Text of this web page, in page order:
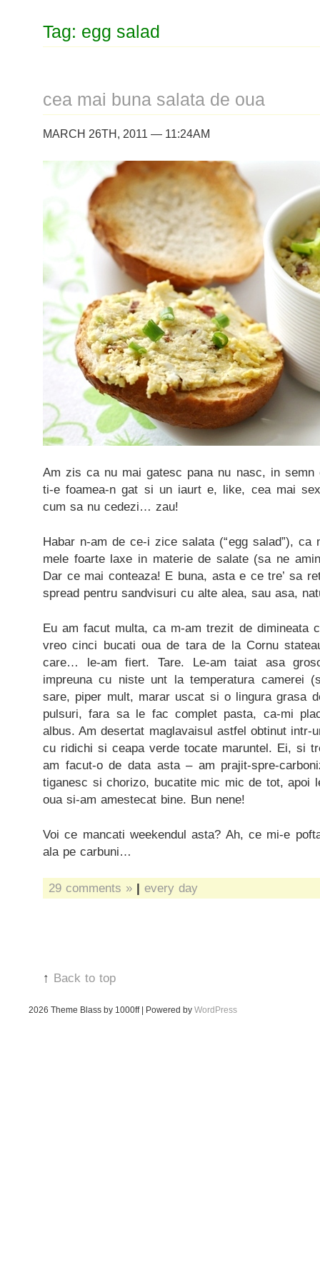
Tag: egg salad
cea mai buna salata de oua
MARCH 26TH, 2011 — 11:24AM
Am zis ca nu mai gatesc pana nu nasc, in
ti-e foamea-n gat si un iaurt e, like, cea mai
cum sa nu cedezi… zau!
Habar n-am de ce-i zice salata (“egg salad”), ca
mele foarte laxe in materie de salate (sa ne
Dar ce mai conteaza! E buna, asta e ce tre’ sa
spread pentru sandvisuri cu alte alea, sau asa,
Eu am facut multa, ca m-am trezit de dimineata
vreo cinci bucati oua de tara de la Cornu
care… le-am fiert. Tare. Le-am taiat asa
impreuna cu niste unt la temperatura camerei
sare, piper mult, marar uscat si o lingura grasa
pulsuri, fara sa le fac complet pasta, ca-mi
albus. Am desertat maglavaisul astfel obtinut intr-
cu ridichi si ceapa verde tocate maruntel. Ei, si
am facut-o de data asta – am prajit-spre-
tiganesc si chorizo, bucatite mic mic de tot, apoi
oua si-am amestecat bine. Bun nene!
Voi ce mancati weekendul asta? Ah, ce mi-e
ala pe carbuni…
29 comments » | every day
↑ Back to top
2026 Theme Blass by 1000ff | Powered by WordPress